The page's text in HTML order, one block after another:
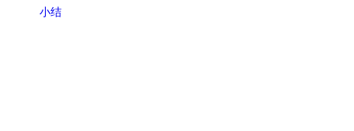
小结